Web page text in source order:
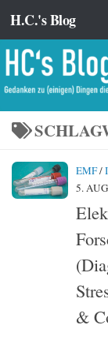
Zum Inhalt
H.C.'s Blog
EMF/
5.
&